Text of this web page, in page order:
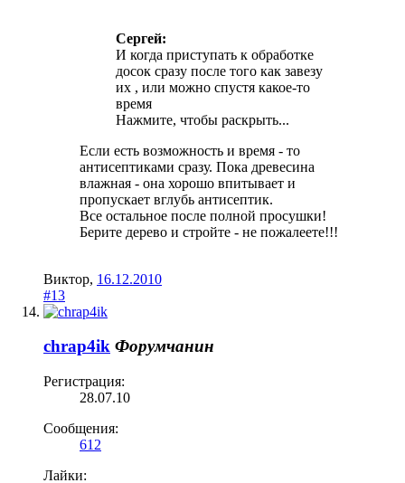
Сергей:
И когда приступать к обработке
досок сразу после того как завезу
их , или можно спустя какое-то
время
Нажмите, чтобы раскрыть...
Если есть возможность и время - то
антисептиками сразу. Пока древесина
влажная - она хорошо впитывает и
пропускает вглубь антисептик.
Все остальное после полной просушки!
Берите дерево и стройте - не пожалеете!!!
Виктор, 16.12.2010
#13
chrap4ik Форумчанин
Регистрация:
28.07.10
Сообщения:
612
Лайки: